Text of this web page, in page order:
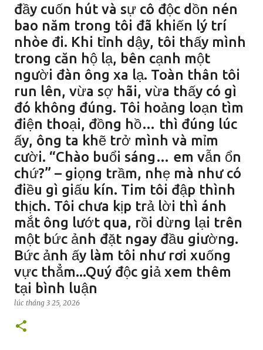
đầy cuốn hút và sự cô độc dồn nén
bao năm trong tôi đã khiến lý trí
nhòe đi. Khi tỉnh dậy, tôi thấy mình
trong căn hộ lạ, bên cạnh một
người đàn ông xa lạ. Toàn thân tôi
run lên, vừa sợ hãi, vừa thấy có gì
đó không đúng. Tôi hoảng loạn tìm
điện thoại, đồng hồ… thì đúng lúc
ấy, ông ta khẽ trở mình và mỉm
cười. “Chào buổi sáng… em vẫn ổn
chứ?” – giọng trầm, nhẹ mà như có
điều gì giấu kín. Tim tôi đập thình
thịch. Tôi chưa kịp trả lời thì ánh
mắt ông lướt qua, rồi dừng lại trên
một bức ảnh đặt ngay đầu giường.
Bức ảnh ấy làm tôi như rơi xuống
vực thẳm...Quý độc giả xem thêm
tại bình luận
lúc tháng 3 25, 2026